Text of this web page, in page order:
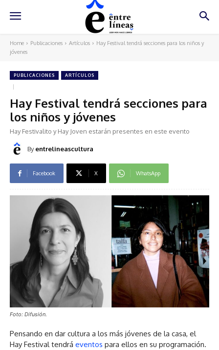
Home Publicaciones Artículos
Hay Festival tendrá secciones para los niños y
jóvenes
PUBLICACIONES ARTÍCULOS
Hay Festival tendrá secciones para
los niños y jóvenes
Hay Festivalito y Hay Joven estarán presentes en este evento
By entrelineascultura
Facebook X WhatsApp
Foto: Difusión.
Pensando en dar cultura a los más jóvenes de la casa, el
Hay Festival tendrá eventos para ellos en su programación.